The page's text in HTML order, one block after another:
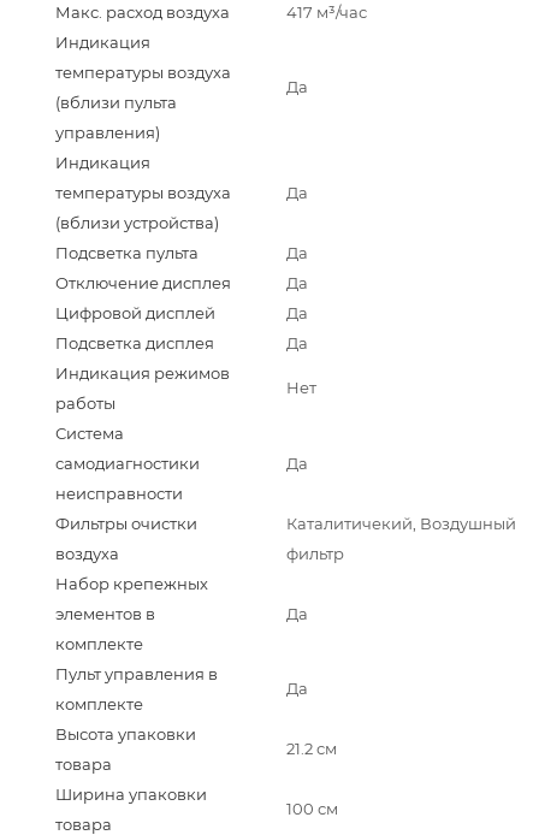
Макс. расход воздуха
417 м³/час
Индикация
температуры воздуха
(вблизи пульта
управления)
Да
Индикация
температуры воздуха
(вблизи устройства)
Да
Подсветка пульта
Да
Отключение дисплея
Да
Цифровой дисплей
Да
Подсветка дисплея
Да
Индикация режимов
работы
Нет
Система
самодиагностики
неисправности
Да
Фильтры очистки
воздуха
Каталитичекий, Воздушный
фильтр
Набор крепежных
элементов в
комплекте
Да
Пульт управления в
комплекте
Да
Высота упаковки
товара
21.2 см
Ширина упаковки
товара
100 см